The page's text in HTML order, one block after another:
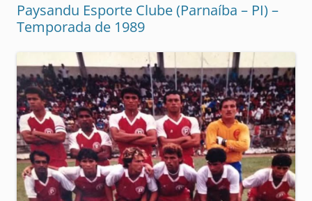
Paysandu Esporte Clube (Parnaíba – PI) –
Temporada de 1989